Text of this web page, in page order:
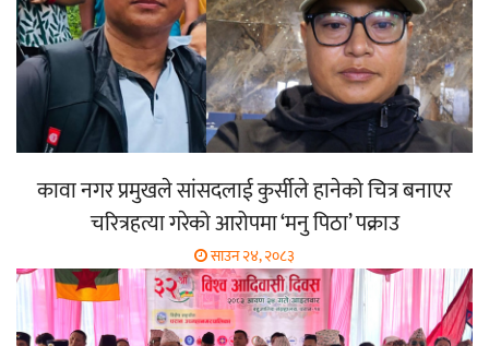
कावा नगर प्रमुखले सांसदलाई कुर्सीले हानेको चित्र बनाएर
चरित्रहत्या गरेको आरोपमा ‘मनु पिठा’ पक्राउ
साउन २४, २०८३